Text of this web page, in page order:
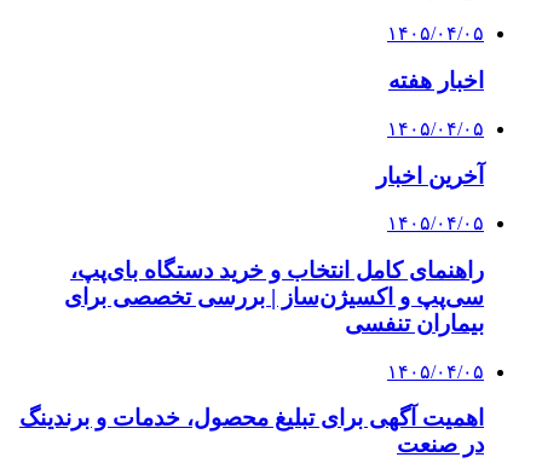
۱۴۰۵/۰۴/۰۵
اخبار هفته
۱۴۰۵/۰۴/۰۵
آخرین اخبار
۱۴۰۵/۰۴/۰۵
راهنمای کامل انتخاب و خرید دستگاه بای‌پپ،
سی‌پپ و اکسیژن‌ساز | بررسی تخصصی برای
بیماران تنفسی
۱۴۰۵/۰۴/۰۵
اهمیت آگهی برای تبلیغ محصول، خدمات و برندینگ
در صنعت